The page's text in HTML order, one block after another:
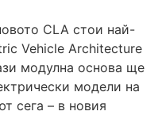
CLA стои най-
Vehicle Architecture
модулна основа ще
модели на
сега – в новия